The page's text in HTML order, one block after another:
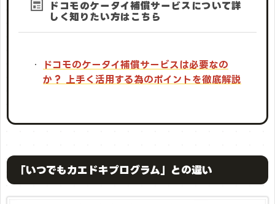
ドコモのケータイ補償サービスについて詳
しく知りたい方はこちら
ドコモのケータイ補償サービスは必要なの
か？ 上手く活用する為のポイントを徹底解説
「いつでもカエドキプログラム」との違い